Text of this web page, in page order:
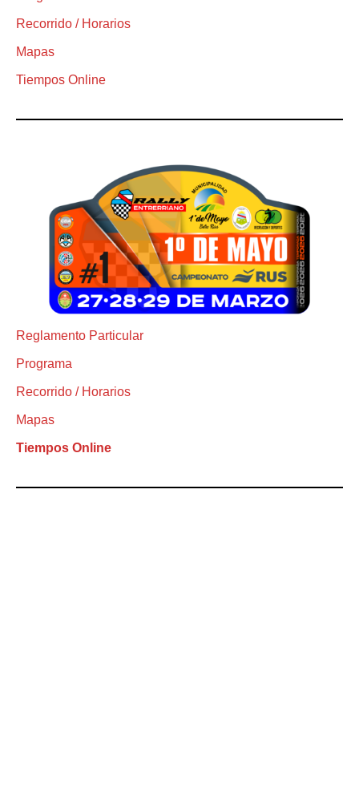
Recorrido / Horarios
Mapas
Tiempos Online
Reglamento Particular
Programa
Recorrido / Horarios
Mapas
Tiempos Online